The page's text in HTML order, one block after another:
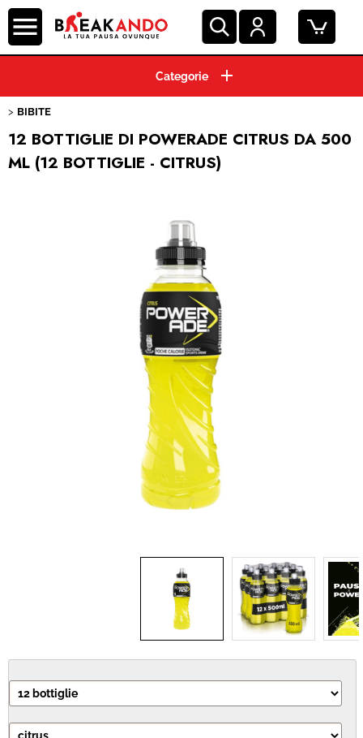
HOME
CAPSULE CAFFE'
MACCHINE ESPRESSO
BEVANDE E SOLUBILI
PRODOTTI HO.RE.CA.
ACCESSORI
IDEA REGALO
RICAMBI
VINI
CANCELLERIA
NOVITÀ
BIBITE
12 BOTTIGLIE DI POWERADE CITRUS DA 500
ML (12 BOTTIGLIE - CITRUS)